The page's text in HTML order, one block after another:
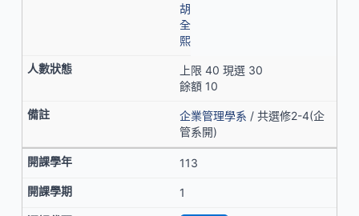
胡
全
熙
上限 40 現選 30
餘額 10
企業管理學系 / 共選修2-4(企
管系開)
113
1